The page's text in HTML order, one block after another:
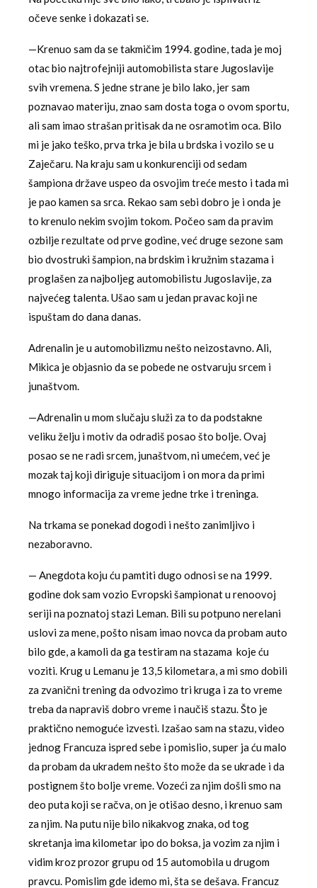
očeve senke i dokazati se.
—Krenuo sam da se takmičim 1994. godine, tada je moj
otac bio najtrofejniji automobilista stare Jugoslavije
svih vremena. S jedne strane je bilo lako, jer sam
poznavao materiju, znao sam dosta toga o ovom sportu,
ali sam imao strašan pritisak da ne osramotim oca. Bilo
mi je jako teško, prva trka je bila u brdska i vozilo se u
Zaječaru. Na kraju sam u konkurenciji od sedam
šampiona države uspeo da osvojim treće mesto i tada mi
je pao kamen sa srca. Rekao sam sebi dobro je i onda je
to krenulo nekim svojim tokom. Počeo sam da pravim
ozbilje rezultate od prve godine, već druge sezone sam
bio dvostruki šampion, na brdskim i kružnim stazama i
proglašen za najboljeg automobilistu Jugoslavije, za
najvećeg talenta. Ušao sam u jedan pravac koji ne
ispuštam do dana danas.
Adrenalin je u automobilizmu nešto neizostavno. Ali,
Mikica je objasnio da se pobede ne ostvaruju srcem i
junaštvom.
—Adrenalin u mom slučaju služi za to da podstakne
veliku želju i motiv da odradiš posao što bolje. Ovaj
posao se ne radi srcem, junaštvom, ni umećem, već je
mozak taj koji diriguje situacijom i on mora da primi
mnogo informacija za vreme jedne trke i treninga.
Na trkama se ponekad dogodi i nešto zanimljivo i
nezaboravno.
— Anegdota koju ću pamtiti dugo odnosi se na 1999.
godine dok sam vozio Evropski šampionat u renoovoj
seriji na poznatoj stazi Leman. Bili su potpuno nerelani
uslovi za mene, pošto nisam imao novca da probam auto
bilo gde, a kamoli da ga testiram na stazama koje ću
voziti. Krug u Lemanu je 13,5 kilometara, a mi smo dobili
za zvanični trening da odvozimo tri kruga i za to vreme
treba da napraviš dobro vreme i naučiš stazu. Što je
praktično nemoguće izvesti. Izašao sam na stazu, video
jednog Francuza ispred sebe i pomislio, super ja ću malo
da probam da ukradem nešto što može da se ukrade i da
postignem što bolje vreme. Vozeći za njim došli smo na
deo puta koji se račva, on je otišao desno, i krenuo sam
za njim. Na putu nije bilo nikakvog znaka, od tog
skretanja ima kilometar ipo do boksa, ja vozim za njim i
vidim kroz prozor grupu od 15 automobila u drugom
pravcu. Pomislim gde idemo mi, šta se dešava. Francuz